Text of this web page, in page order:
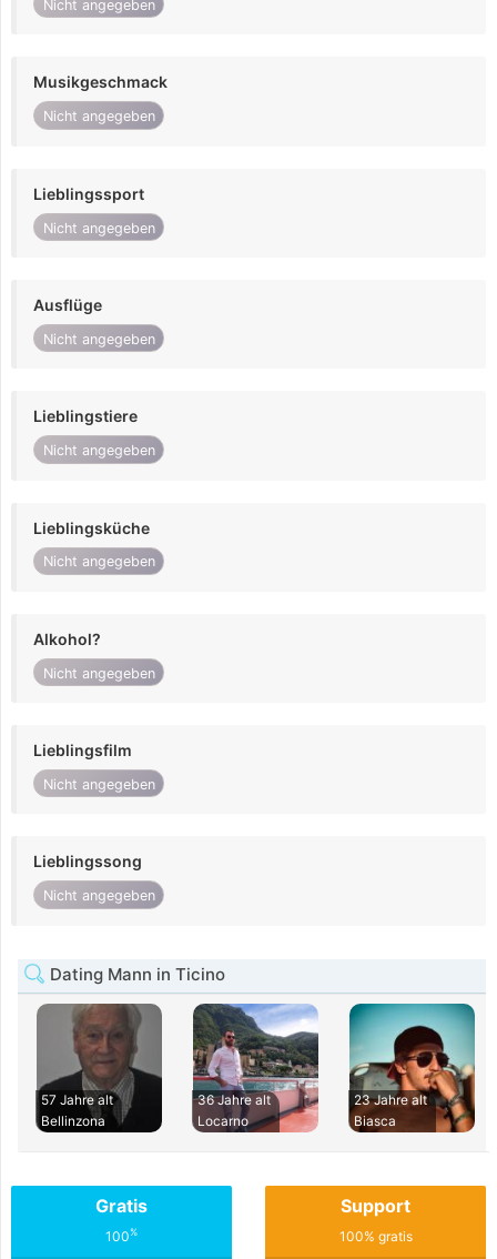
Nicht angegeben
Musikgeschmack
Nicht angegeben
Lieblingssport
Nicht angegeben
Ausflüge
Nicht angegeben
Lieblingstiere
Nicht angegeben
Lieblingsküche
Nicht angegeben
Alkohol?
Nicht angegeben
Lieblingsfilm
Nicht angegeben
Lieblingssong
Nicht angegeben
Dating Mann in Ticino
57 Jahre alt
Bellinzona
36 Jahre alt
Locarno
23 Jahre alt
Biasca
Gratis
100%
Support
100% gratis